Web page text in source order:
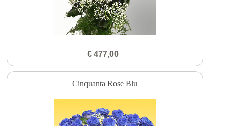
€ 477,00
Cinquanta Rose Blu